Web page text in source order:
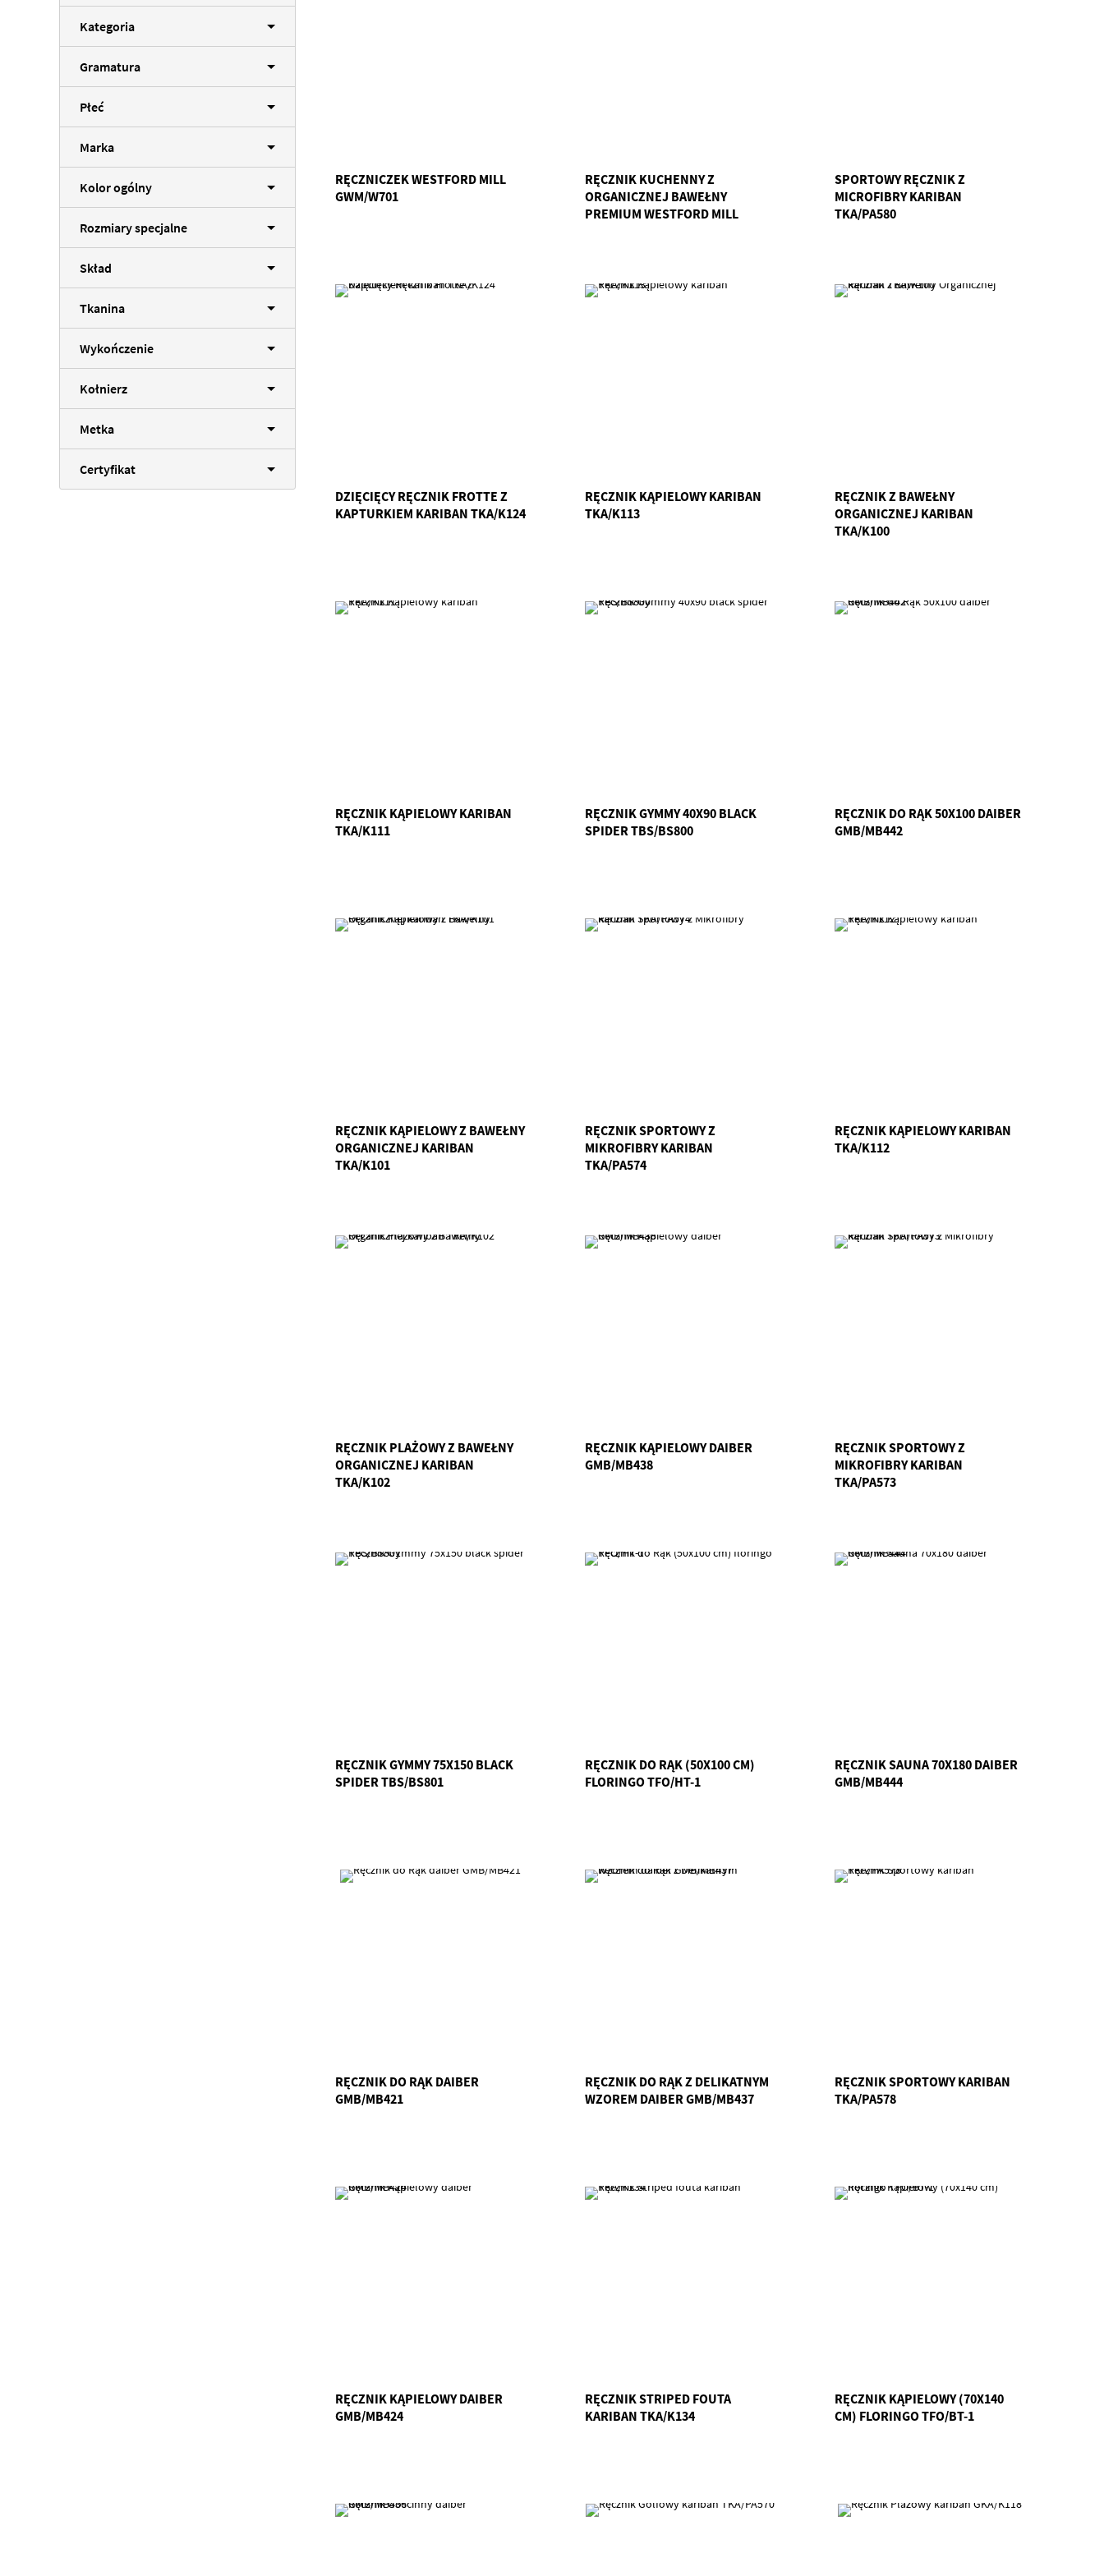
RĘCZNICZEK WESTFORD MILL
GWM/W701
RĘCZNIK KUCHENNY Z
ORGANICZNEJ BAWEŁNY
PREMIUM WESTFORD MILL
SPORTOWY RĘCZNIK Z
MICROFIBRY KARIBAN
TKA/PA580
DZIĘCIĘCY RĘCZNIK FROTTE Z
KAPTURKIEM KARIBAN TKA/K124
RĘCZNIK KĄPIELOWY KARIBAN
TKA/K113
RĘCZNIK Z BAWEŁNY
ORGANICZNEJ KARIBAN
TKA/K100
RĘCZNIK KĄPIELOWY KARIBAN
TKA/K111
RĘCZNIK GYMMY 40X90 BLACK
SPIDER TBS/BS800
RĘCZNIK DO RĄK 50X100 DAIBER
GMB/MB442
RĘCZNIK KĄPIELOWY Z BAWEŁNY
ORGANICZNEJ KARIBAN
TKA/K101
RĘCZNIK SPORTOWY Z
MIKROFIBRY KARIBAN
TKA/PA574
RĘCZNIK KĄPIELOWY KARIBAN
TKA/K112
RĘCZNIK PLAŻOWY Z BAWEŁNY
ORGANICZNEJ KARIBAN
TKA/K102
RĘCZNIK KĄPIELOWY DAIBER
GMB/MB438
RĘCZNIK SPORTOWY Z
MIKROFIBRY KARIBAN
TKA/PA573
RĘCZNIK GYMMY 75X150 BLACK
SPIDER TBS/BS801
RĘCZNIK DO RĄK (50X100 CM)
FLORINGO TFO/HT-1
RĘCZNIK SAUNA 70X180 DAIBER
GMB/MB444
RĘCZNIK DO RĄK DAIBER
GMB/MB421
RĘCZNIK DO RĄK Z DELIKATNYM
WZOREM DAIBER GMB/MB437
RĘCZNIK SPORTOWY KARIBAN
TKA/PA578
RĘCZNIK KĄPIELOWY DAIBER
GMB/MB424
RĘCZNIK STRIPED FOUTA
KARIBAN TKA/K134
RĘCZNIK KĄPIELOWY (70X140
CM) FLORINGO TFO/BT-1
Kategoria
Gramatura
Płeć
Marka
Kolor ogólny
Rozmiary specjalne
Skład
Tkanina
Wykończenie
Kołnierz
Metka
Certyfikat